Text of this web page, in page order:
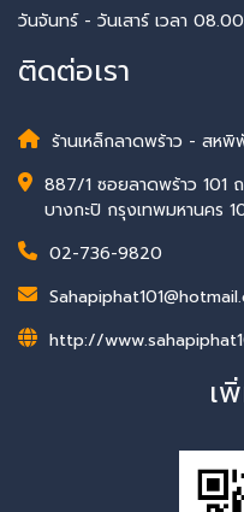
วันจันทร์ - วันเสาร์ เวลา
ติดต่อเรา
ร้านเหล็กลาดพร้าว - สห
887/1 ซอยลาดพร้าว 101
บางกะปิ กรุงเทพมหานคร
02-736-9820
http://
เ